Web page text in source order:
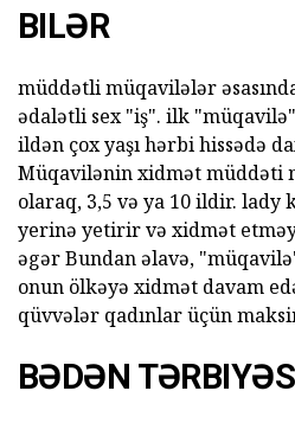
BILƏR
müddətli müqavilələr
ədalətli sex "iş". ilk "müqavilə"
ildən çox yaşı hərbi hissədə
Müqavilənin xidmət müddəti
olaraq, 3,5 və ya 10 ildir.
yerinə yetirir və xidmət
əgər Bundan əlavə,
onun ölkəyə xidmət davam
qüvvələr qadınlar üçün
BƏDƏN